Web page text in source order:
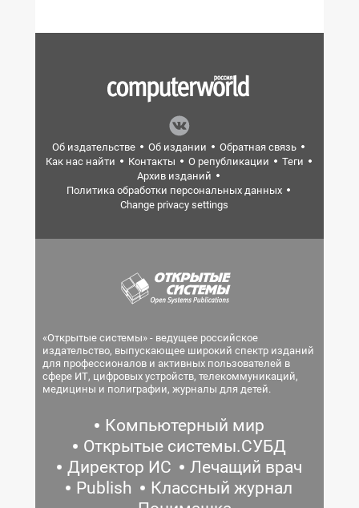
Об издательстве Об издании
Обратная связь
Как нас найти
Контакты О републикации
Теги
Архив изданий
Политика обработки персональных данных
Change privacy settings
«Открытые системы» - ведущее российское
издательство, выпускающее широкий спектр изданий
для профессионалов и активных пользователей в
сфере ИТ, цифровых устройств, телекоммуникаций,
медицины и полиграфии, журналы для детей.
Компьютерный мир
Открытые системы.СУБД
Директор ИС
Лечащий врач
Publish
Классный журнал